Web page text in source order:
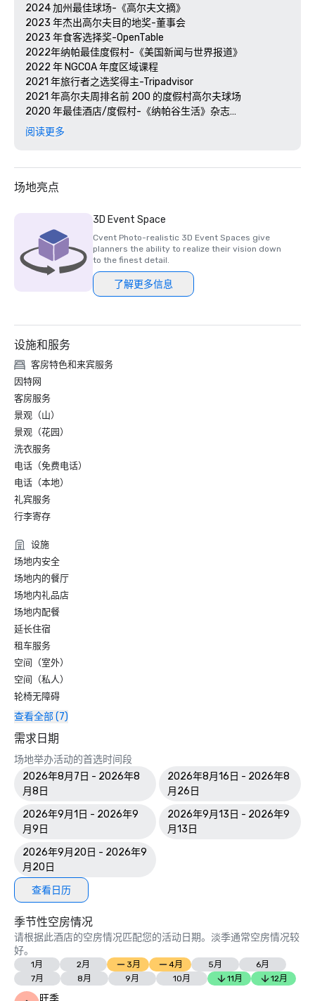
2024 加州最佳球场-《高尔夫文摘》
2023 年杰出高尔夫目的地奖-董事会
2023 年食客选择奖-OpenTable
2022年纳帕最佳度假村-《美国新闻与世界报道》
2022 年 NGCOA 年度区域课程
2021 年旅行者之选奖得主-Tripadvisor
2021 年高尔夫周排名前 200 的度假村高尔夫球场
2020 年最佳酒店/度假村-《纳帕谷生活》杂志
2020 年旅行者选择奖-Tripadvisor
2018 年和 2019 年 TripAdvisor 卓越证书
2018 年和 2019 年读者选择奖-《康德纳斯特旅行家》
2017 年最佳度假酒店-今日会议
阅读更多
场地亮点
3D Event Space
Cvent Photo-realistic 3D Event Spaces give
planners the ability to realize their vision down
to the finest detail.
了解更多信息
设施和服务
客房特色和来宾服务
因特网
客房服务
景观（山）
景观（花园）
洗衣服务
电话（免费电话）
电话（本地）
礼宾服务
行李寄存
设施
场地内安全
场地内的餐厅
场地内礼品店
场地内配餐
延长住宿
租车服务
空间（室外）
空间（私人）
轮椅无障碍
查看全部 (7)
需求日期
场地举办活动的首选时间段
2026年8月7日 - 2026年8
月8日
2026年8月16日 - 2026年8
月26日
2026年9月1日 - 2026年9
月9日
2026年9月13日 - 2026年9
月13日
2026年9月20日 - 2026年9
月20日
查看日历
季节性空房情况
请根据此酒店的空房情况匹配您的活动日期。淡季通常空房情况较
好。
1月 2月 3月 4月 5月
6月
7月
8月 9月 10月 11月 12月
旺季